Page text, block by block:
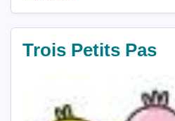
Trois Petits Pas